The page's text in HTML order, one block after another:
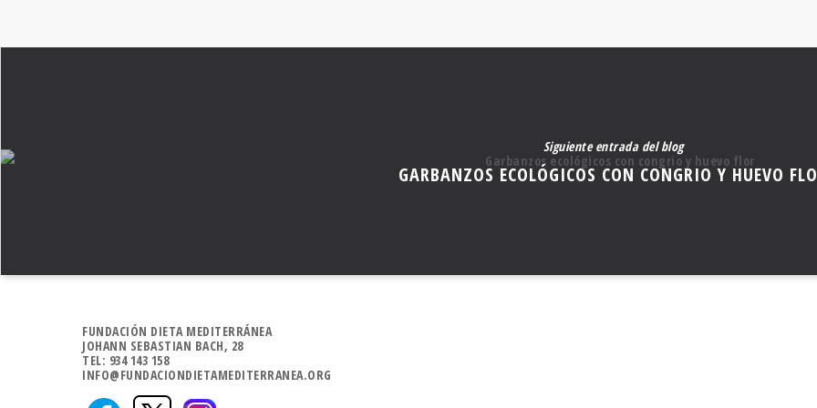
Siguiente entrada del blog
GARBANZOS ECOLÓGICOS CON CONGRIO Y HUEVO
FUNDACIÓN DIETA MEDITERRÁNEA
JOHANN SEBASTIAN BACH, 28
TEL: 934 143 158
INFO@FUNDACIONDIETAMEDITERRANEA.ORG